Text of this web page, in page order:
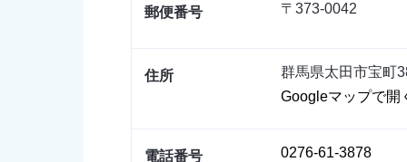
郵便番号 〒373-0042
住所
群馬県太田市宝町
Googleマップで開
電話番号 0276-61-3878